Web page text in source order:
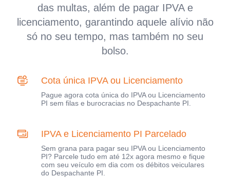
das multas, além de pagar IPVA e
licenciamento, garantindo aquele alívio não
só no seu tempo, mas também no seu
bolso.
Cota única IPVA ou Licenciamento
Pague agora cota única do IPVA ou Licenciamento
PI sem filas e burocracias no Despachante PI.
IPVA e Licenciamento PI Parcelado
Sem grana para pagar seu IPVA ou Licenciamento
PI? Parcele tudo em até 12x agora mesmo e fique
com seu veículo em dia com os débitos veiculares
do Despachante PI.